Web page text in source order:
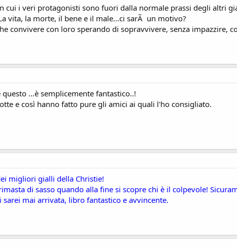
cui i veri protagonisti sono fuori dalla normale prassi degli altri
vita, la morte, il bene e il male...ci sarÃ un motivo?
convivere con loro sperando di sopravvivere, senza impazzire,
...è semplicemente fantastico..!
e così hanno fatto pure gli amici ai quali l'ho consigliato.
migliori gialli della Christie!
di sasso quando alla fine si scopre chi è il colpevole!
mai arrivata, libro fantastico e avvincente.